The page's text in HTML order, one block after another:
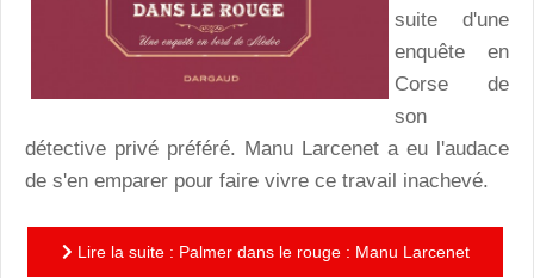
suite d'une
enquête en
Corse de
son
détective privé préféré. Manu Larcenet a eu l'audace
de s'en emparer pour faire vivre ce travail inachevé.
Lire la suite : Palmer dans le rouge : Manu Larcenet